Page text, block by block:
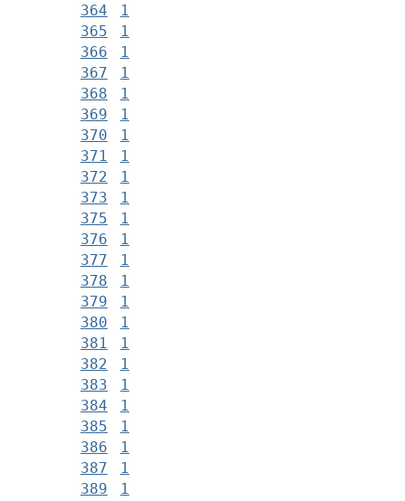
364
1
365
1
366
1
367
1
368
1
369
1
370
1
371
1
372
1
373
1
375
1
376
1
377
1
378
1
379
1
380
1
381
1
382
1
383
1
384
1
385
1
386
1
387
1
389
1